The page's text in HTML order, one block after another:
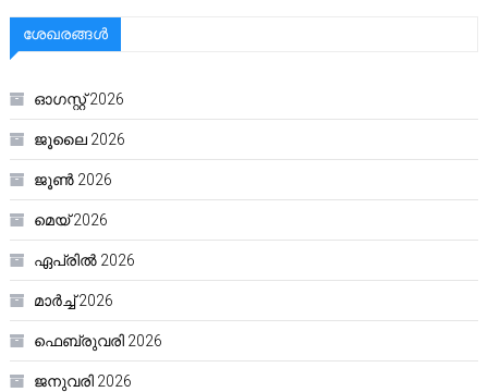
ശേഖരങ്ങൾ
ഓഗസ്റ്റ്‌ 2026
ജൂലൈ 2026
ജൂൺ 2026
മെയ്‌ 2026
ഏപ്രിൽ 2026
മാർച്ച്‌ 2026
ഫെബ്രുവരി 2026
ജനുവരി 2026